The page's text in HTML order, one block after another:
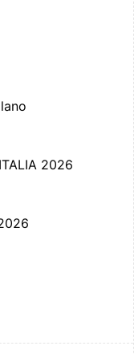
2026